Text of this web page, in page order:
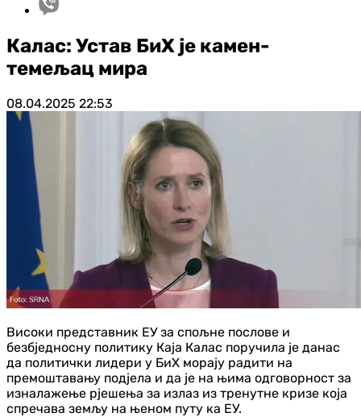
Калас: Устав БиХ је камен-
темељац мира
08.04.2025 22:53
Високи представник ЕУ за спољне послове и
безбједносну политику Каја Калас поручила је данас
да политички лидери у БиХ морају радити на
премоштавању подјела и да је на њима одговорност за
изналажење рјешења за излаз из тренутне кризе која
спречава земљу на њеном путу ка ЕУ.